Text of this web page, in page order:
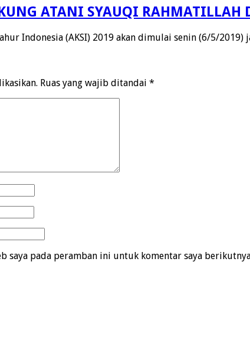
ATANI SYAUQI
Indonesia (AKSI) 2019 akan dimulai senin (6/5/
Ruas yang wajib ditandai *
saya pada peramban ini untuk komentar saya